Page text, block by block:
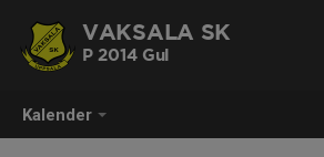
Kalender
VAKSALA SK
P 2014 Gul